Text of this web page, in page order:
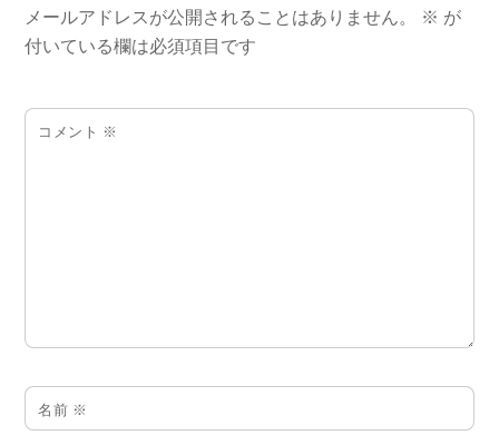
メールアドレスが公開されることはありません。 ※ が
付いている欄は必須項目です
コメント ※
名前 ※